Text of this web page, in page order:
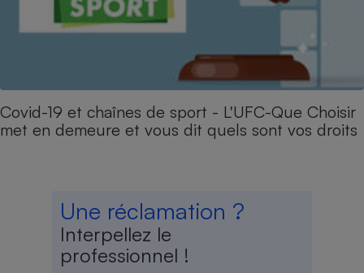
Covid-19 et chaînes de sport - L'UFC-Que Choisir
met en demeure et vous dit quels sont vos droits
Une réclamation ?
Interpellez le
professionnel !